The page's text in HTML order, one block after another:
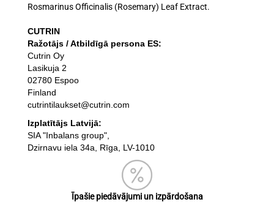
Rosmarinus Officinalis (Rosemary) Leaf Extract.
CUTRIN
Ražotājs / Atbildīgā persona ES:
Cutrin Oy
Lasikuja 2
02780 Espoo
Finland
cutrintilaukset@cutrin.com
Izplatītājs Latvijā:
SIA "Inbalans group",
Dzirnavu iela 34a, Rīga, LV-1010
Īpašie piedāvājumi un izpārdošana